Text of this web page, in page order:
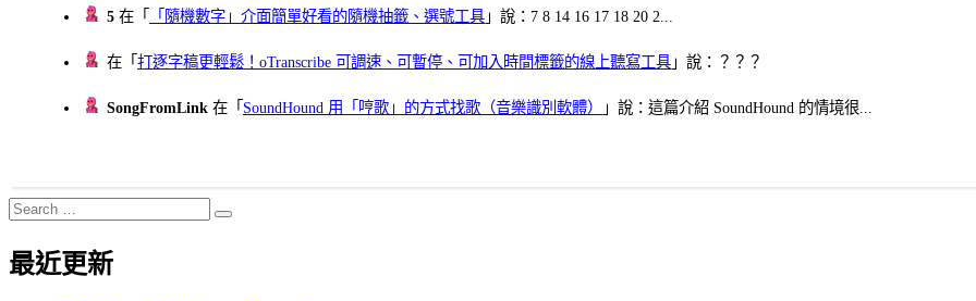
5 在「 「隨機數字」介面簡單好看的隨機抽籤、選號工具 」說：7 8 14 16 17 18 20 2...
在「打逐字稿更輕鬆！oTranscribe 可調速、可暫停、可加入時間標籤的線上聽寫工具 」說：？？？
SongFromLink 在「 SoundHound 用「哼歌」的方式找歌（音樂識別軟體） 」說：這篇介紹 SoundHound 的情境很...
Search
for:
Search
最近更新